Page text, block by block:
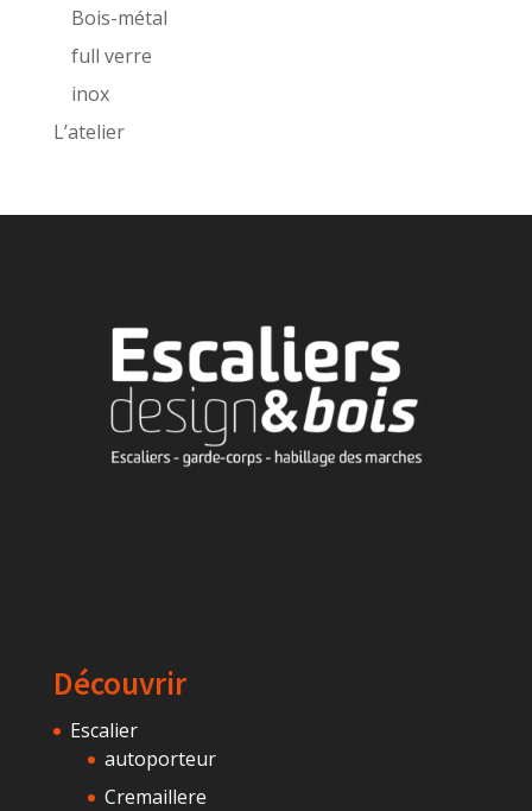
Bois-métal
full verre
inox
L’atelier
Découvrir
Escalier
autoporteur
Cremaillere